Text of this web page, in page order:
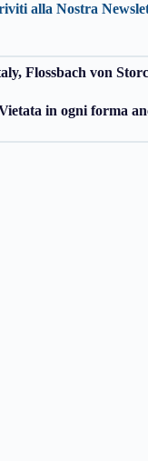
alla Nostra
Flossbach von
in ogni forma